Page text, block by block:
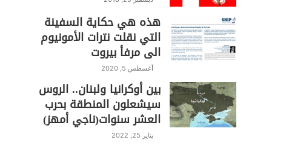
هذه هي حكاية السفينة
التي نقلت نترات الأمونيوم
الى مرفأ بيروت
أغسطس 5, 2020
بين أوكرانيا ولبنان.. الروس
سيشعلون المنطقة بحرب
العشر سنوات(ناجي أمهز)
يناير 25, 2022